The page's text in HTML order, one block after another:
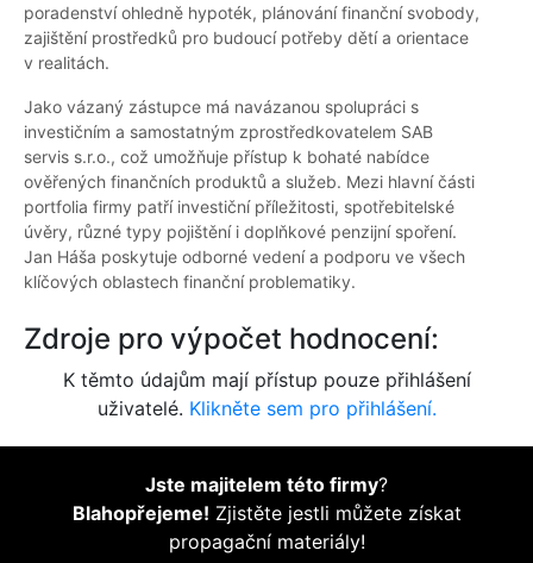
poradenství ohledně hypoték, plánování finanční svobody,
zajištění prostředků pro budoucí potřeby dětí a orientace
v realitách.
Jako vázaný zástupce má navázanou spolupráci s
investičním a samostatným zprostředkovatelem SAB
servis s.r.o., což umožňuje přístup k bohaté nabídce
ověřených finančních produktů a služeb. Mezi hlavní části
portfolia firmy patří investiční příležitosti, spotřebitelské
úvěry, různé typy pojištění i doplňkové penzijní spoření.
Jan Háša poskytuje odborné vedení a podporu ve všech
klíčových oblastech finanční problematiky.
Zdroje pro výpočet hodnocení:
K těmto údajům mají přístup pouze přihlášení
uživatelé. Klikněte sem pro přihlášení.
Jste majitelem této firmy?
Blahopřejeme! Zjistěte jestli můžete získat
propagační materiály!